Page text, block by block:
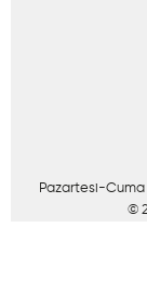
Pazartesi-Cuma
©